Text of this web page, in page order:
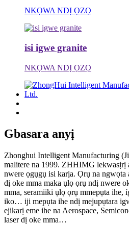
NKỌWA NDỊ ỌZỌ
isi igwe granite
NKỌWA NDỊ ỌZỌ
Gbasara anyị
Zhonghui Intelligent Manufacturing
malitere na 1999. ZHHIMG lekwasịrị
nwere ọgụgụ isi karịa. Ọrụ na ngwọta
dị oke mma maka ụlọ ọrụ ndị nwere
mma, seramiiki ụlọ ọrụ mmepụta ihe,
iko… iji mepụta ihe ndị mejupụtara
ejikarị eme ihe na Aerospace,
laser dị oke mma…